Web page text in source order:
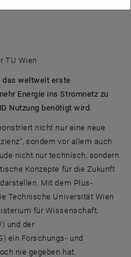
TU Wien
das weltweit erste
Energie ins Stromnetz zu
Nutzung benötigt wird.
nicht nur eine neue
sondern vor allem auch
nicht nur technisch, sondern
Konzepte für die Zukunft
Mit dem Plus-
Technische Universität Wien
für Wissenschaft,
und der
ein Forschungs- und
nie gegeben hat.